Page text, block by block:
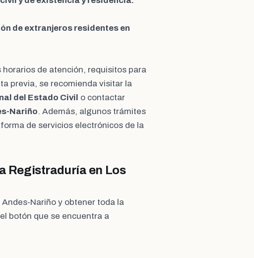
de extranjeros residentes en
de atención, requisitos para
previa, se recomienda visitar la
del Estado Civil o contactar
Nariño. Además, algunos trámites
de servicios electrónicos de la
Registraduría en Los
Nariño y obtener toda la
botón que se encuentra a